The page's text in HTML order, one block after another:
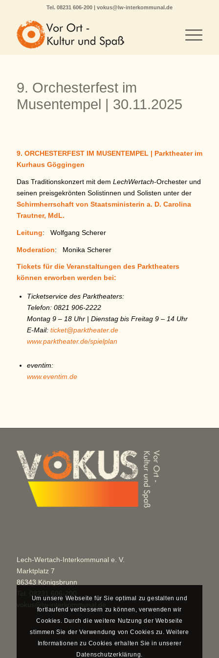
Tel. 08231 606-200 | vokus@lw-interkommunal.de
9. Orchesterfest im
Musentempel | 30.11.2025
9. ORCHESTERFEST IM MUSENTEMPEL | Parktheater im
Kurhaus Göggingen
Das Traditionskonzert mit dem LechWertach-Orchester und
seinen preisgekrönten Solistinnen und Solisten unter der
Schirmherrschaft von Staatsministerin a. D. Carolina
Trautner, MdL.
Leitung: Wolfgang Scherer
Moderation: Monika Scherer
Tickets für die Veranstaltungen des Parktheaters
können erworben werden bei:
Ticketservice des Parktheaters:
Telefon: 0821 906-2222
Montag 9 – 18 Uhr | Dienstag bis Freitag 9 – 14 Uhr
E-Mail: ticket@parktheater.de
www.parktheater.de/spielplan
eventim:
www.eventim.de
Lech-Wertach-Interkommunal e. V.
Marktplatz 7
86343 Königsbrunn
Um unsere Webseite für Sie optimal zu gestalten und
fortlaufend verbessern zu können, verwenden wir
Cookies. Durch die weitere Nutzung der Webseite
stimmen Sie der Verwendung von Cookies zu. Weitere
Informationen zu Cookies erhalten Sie in unserer
Datenschutzerklärung.